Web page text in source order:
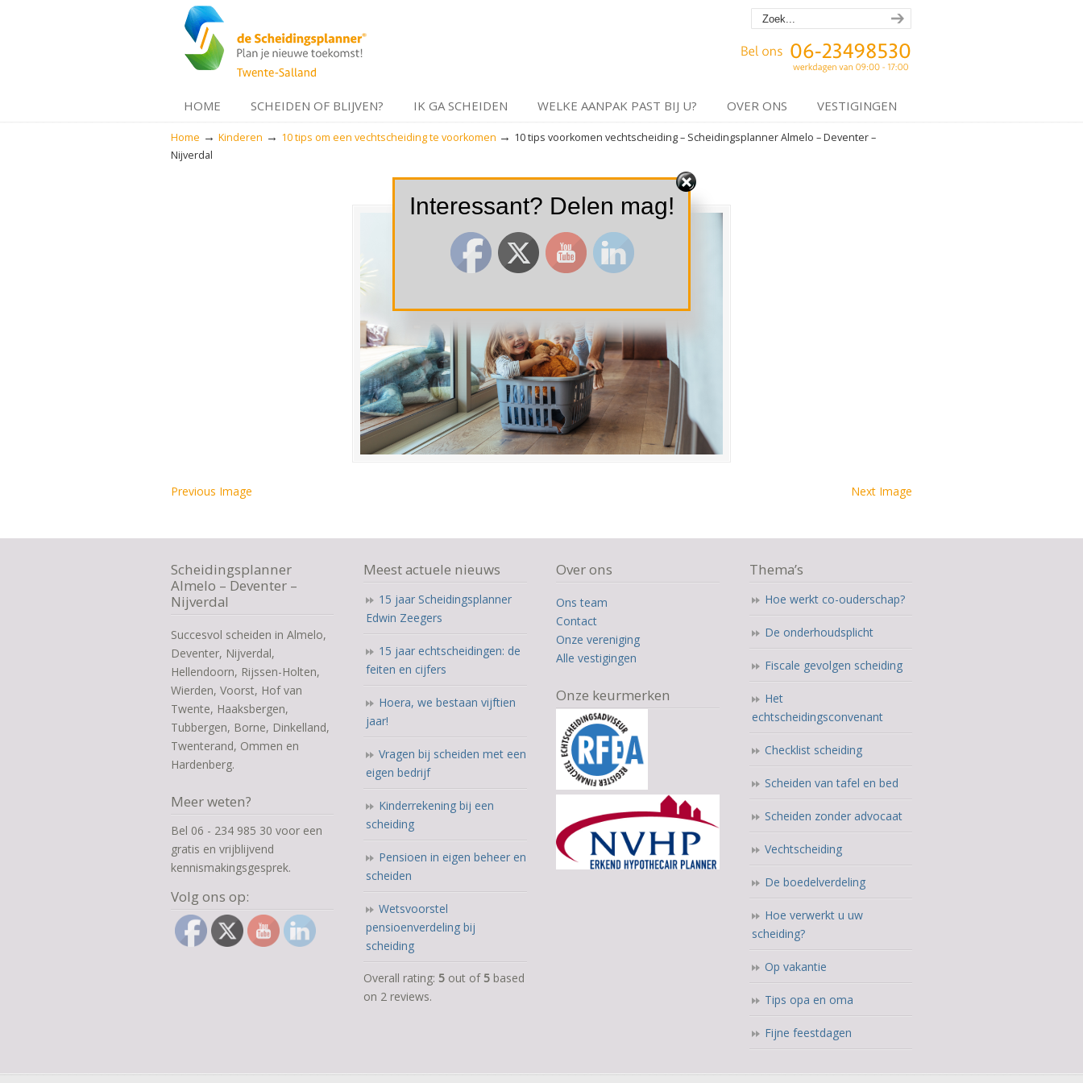
HOME SCHEIDEN OF BLIJVEN? IK GA SCHEIDEN WELKE AANPAK PAST BIJ U? OVER ONS VESTIGINGEN
Navigation
Home → Kinderen → 10 tips om een vechtscheiding te voorkomen → 10 tips voorkomen vechtscheiding – Scheidingsplanner Almelo – Deventer –
Nijverdal
Previous Image Next Image
Scheidingsplanner
Almelo – Deventer –
Nijverdal
Succesvol scheiden in Almelo,
Deventer, Nijverdal,
Hellendoorn, Rijssen-Holten,
Wierden, Voorst, Hof van
Twente, Haaksbergen,
Tubbergen, Borne, Dinkelland,
Twenterand, Ommen en
Hardenberg.
Meer weten?
Bel 06 - 234 985 30 voor een
gratis en vrijblijvend
kennismakingsgesprek.
Volg ons op:
Meest actuele nieuws
15 jaar Scheidingsplanner
Edwin Zeegers
15 jaar echtscheidingen: de
feiten en cijfers
Hoera, we bestaan vijftien
jaar!
Vragen bij scheiden met een
eigen bedrijf
Kinderrekening bij een
scheiding
Pensioen in eigen beheer en
scheiden
Wetsvoorstel
pensioenverdeling bij
scheiding
5,0
rating
ratings
Overall rating: 5 out of 5 based
on 2 reviews.
Over ons
Ons team
Contact
Onze vereniging
Alle vestigingen
Onze keurmerken
Thema’s
Hoe werkt co-ouderschap?
De onderhoudsplicht
Fiscale gevolgen scheiding
Het
echtscheidingsconvenant
Checklist scheiding
Scheiden van tafel en bed
Scheiden zonder advocaat
Vechtscheiding
De boedelverdeling
Hoe verwerkt u uw
scheiding?
Op vakantie
Tips opa en oma
Fijne feestdagen
Interessant? Delen mag!